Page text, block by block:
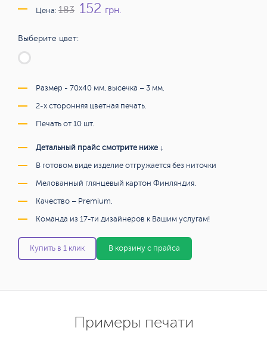
Цена: 183 152 грн.
Выберите цвет:
Размер - 70х40 мм, высечка – 3 мм.
2-х сторонняя цветная печать.
Печать от 10 шт.
Детальный прайс смотрите ниже ↓
В готовом виде изделие отгружается без ниточки
Мелованный глянцевый картон Финляндия.
Качество – Premium.
Команда из 17-ти дизайнеров к Вашим услугам!
Купить в 1 клик В корзину с прайса
Примеры печати